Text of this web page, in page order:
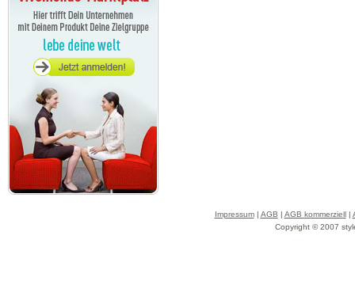
Impressum| AGB | AGB kommerziell|
Copyright © 2007